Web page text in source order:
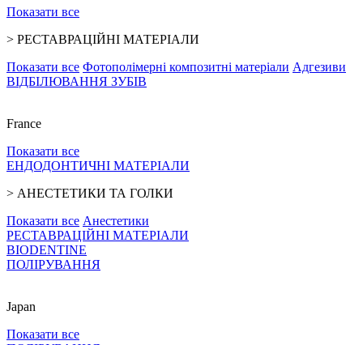
Показати все
> РЕСТАВРАЦІЙНІ МАТЕРІАЛИ
Показати все Фотополімерні композитні матеріали Адгезиви
ВІДБІЛЮВАННЯ ЗУБІВ
France
Показати все
ЕНДОДОНТИЧНІ МАТЕРІАЛИ
> АНЕСТЕТИКИ ТА ГОЛКИ
Показати все Анестетики
РЕСТАВРАЦІЙНІ МАТЕРІАЛИ
BIODENTINE
ПОЛІРУВАННЯ
Japan
Показати все